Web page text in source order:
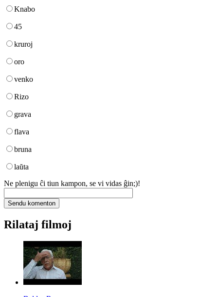
Knabo
45
kruroj
oro
venko
Rizo
grava
flava
bruna
laŭta
Ne plenigu ĉi tiun kampon, se vi vidas ĝin;)!
Rilataj filmoj